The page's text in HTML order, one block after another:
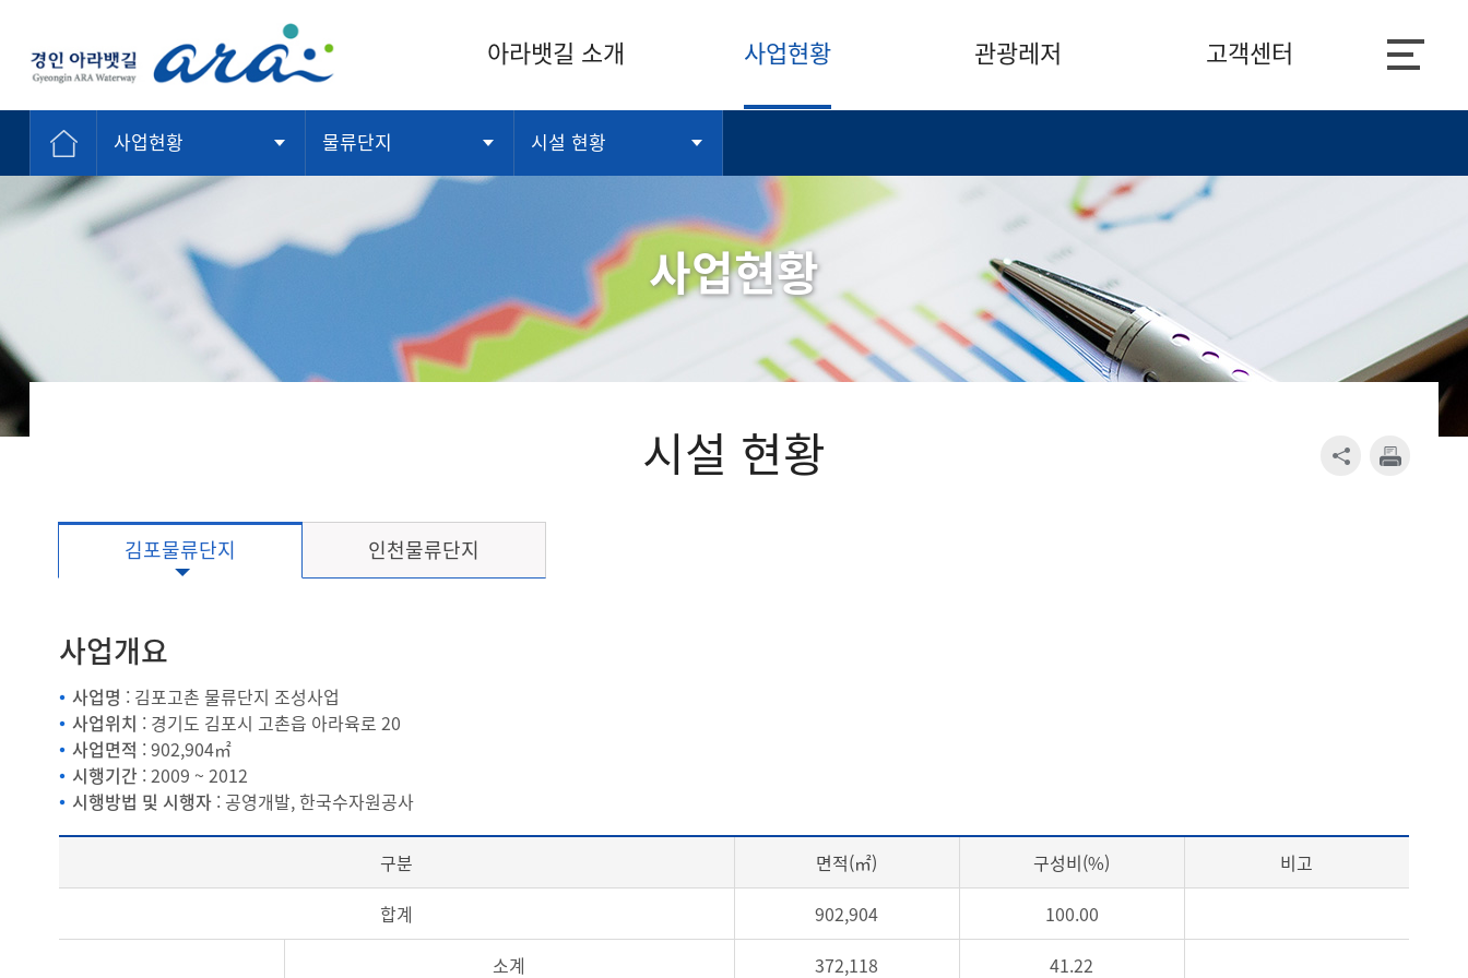
K-water
경인아라뱃길
아라뱃길 소개 사업현황 관광레저 고객센터
사업현황 물류단지 시설 현황
사업현황
시설 현황
김포물류단지 인천물류단지
사업개요
사업명 : 김포고촌 물류단지 조성사업
사업위치 : 경기도 김포시 고촌읍 아라육로 20
사업면적 : 902,904㎡
시행기간: 2009 ~ 2012
시행방법 및 시행자: 공영개발, 한국수자원공사
구분 면적(㎡) 구성비(%)
비고
합계
902,904
100.00
소계
372,118 41.22